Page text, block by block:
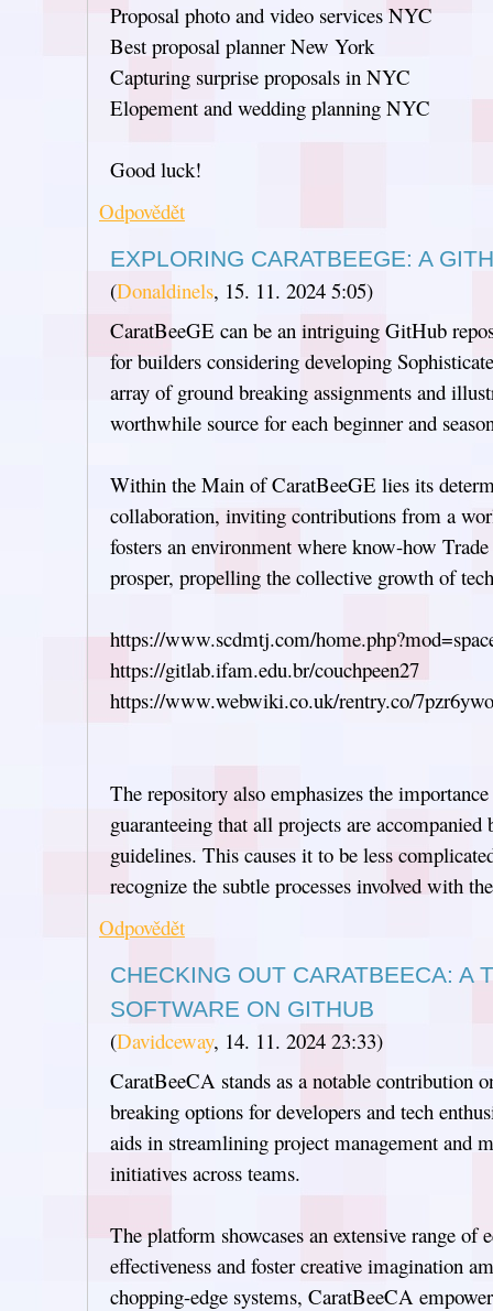
Proposal photo and video services NYC
Best proposal planner New York
Capturing surprise proposals in NYC
Elopement and wedding planning NYC
Good luck!
Odpovědět
EXPLORING CARATBEEGE: A
(Donaldinels, 15. 11. 2024 5:05)
CaratBeeGE can be an intriguing GitHub
for builders considering developing
array of ground breaking assignments and
worthwhile source for each beginner and
Within the Main of CaratBeeGE lies its
collaboration, inviting contributions from a
fosters an environment where know-how
prosper, propelling the collective growth of
https://www.scdmtj.com/
https://gitlab.ifam.edu.br/couchpeen27
https://www.webwiki.co.uk/rentry.co/7pzr6ywo
The repository also emphasizes the
guaranteeing that all projects are accompanied
guidelines. This causes it to be less
recognize the subtle processes involved with
Odpovědět
CHECKING OUT CARATBEECA: A
SOFTWARE ON GITHUB
(Davidceway, 14. 11. 2024 23:33)
CaratBeeCA stands as a notable contribution
breaking options for developers and tech
aids in streamlining project management and
initiatives across teams.
The platform showcases an extensive range of
effectiveness and foster creative imagination
chopping-edge systems, CaratBeeCA